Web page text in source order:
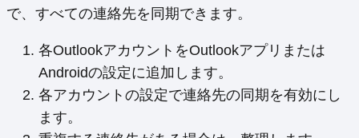
で、すべての連絡先を同期できます。
各OutlookアカウントをOutlookアプリまたは
Androidの設定に追加します。
各アカウントの設定で連絡先の同期を有効にし
ます。